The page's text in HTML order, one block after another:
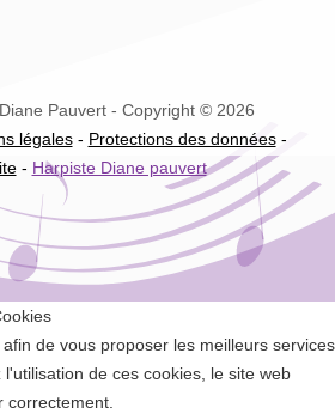
Pauvert - Copyright © 2026
légales- Protections des données-
- Harpiste Diane pauvert
de vous proposer les meilleurs services
de ces cookies, le site web
correctement.